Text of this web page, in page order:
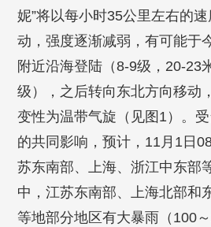
妮”将以每小时35公里左右的
动，强度逐渐减弱，有可能于
附近沿海登陆（8-9级，20-23
级），之后转向东北方向移动
变性为温带气旋（见图1）。
的共同影响，预计，11月1日
苏东南部、上海、浙江中东部
中，江苏东南部、上海北部和
等地部分地区有大暴雨（100